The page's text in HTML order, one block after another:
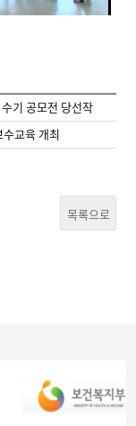
기 공모전 당선작
교육 개최
목록으로